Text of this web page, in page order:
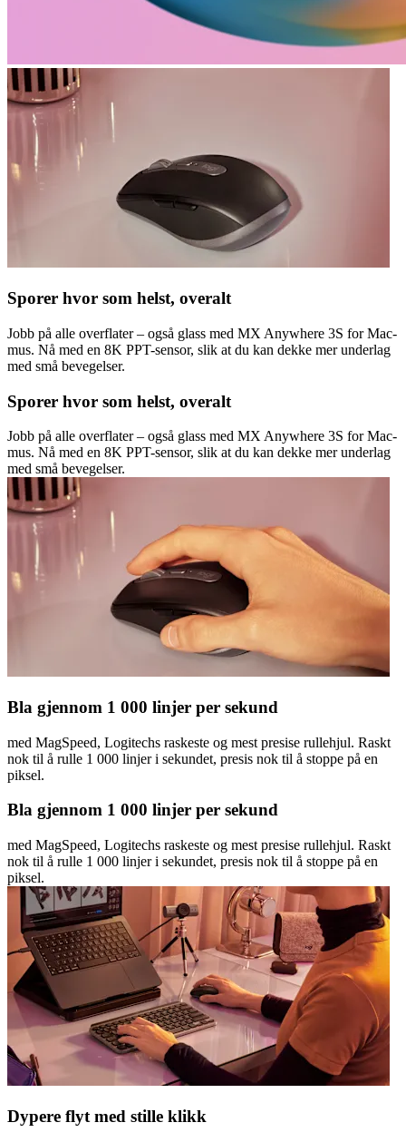
Sporer hvor som helst, overalt
Jobb på alle overflater – også glass med MX Anywhere 3S for Mac-
mus. Nå med en 8K PPT-sensor, slik at du kan dekke mer underlag
med små bevegelser.
Sporer hvor som helst, overalt
Jobb på alle overflater – også glass med MX Anywhere 3S for Mac-
mus. Nå med en 8K PPT-sensor, slik at du kan dekke mer underlag
med små bevegelser.
Bla gjennom 1 000 linjer per sekund
med MagSpeed, Logitechs raskeste og mest presise rullehjul. Raskt
nok til å rulle 1 000 linjer i sekundet, presis nok til å stoppe på en
piksel.
Bla gjennom 1 000 linjer per sekund
med MagSpeed, Logitechs raskeste og mest presise rullehjul. Raskt
nok til å rulle 1 000 linjer i sekundet, presis nok til å stoppe på en
piksel.
Dypere flyt med stille klikk